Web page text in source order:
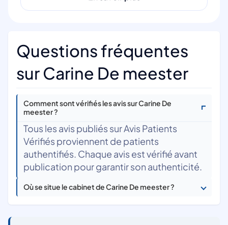
Questions fréquentes
sur Carine De meester
Comment sont vérifiés les avis sur Carine De
meester ?
Tous les avis publiés sur Avis Patients
Vérifiés proviennent de patients
authentifiés. Chaque avis est vérifié avant
publication pour garantir son authenticité.
Où se situe le cabinet de Carine De meester ?